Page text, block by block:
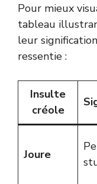
Pour mieux
tableau
leur
ressentie :
Insulte
créole
Joure